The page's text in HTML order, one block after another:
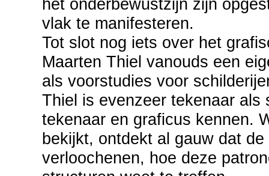
het onderbewustzijn zijn
vlak te manifesteren.
Tot slot nog iets over het
Maarten Thiel vanouds een
als voorstudies voor
Thiel is evenzeer tekenaar als
tekenaar en graficus kennen.
bekijkt, ontdekt al gauw dat
verloochenen, hoe deze